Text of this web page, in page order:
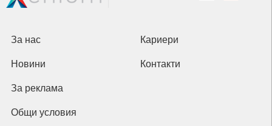
За нас Кариери
Новини Контакти
За реклама
Общи условия